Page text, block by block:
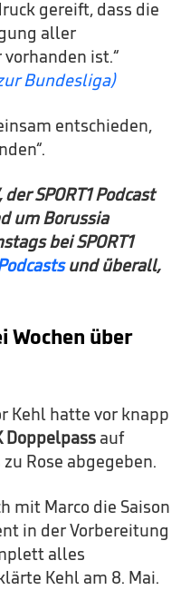
gereift, dass die
aller
ist.“
Bundesliga)
entschieden,
SPORT1 Podcast
um Borussia
bei SPORT1
und überall,
Wochen über
Kehl hatte vor knapp
Doppelpass auf
Rose abgegeben.
mit Marco die Saison
in der Vorbereitung
alles
Kehl am 8. Mai.